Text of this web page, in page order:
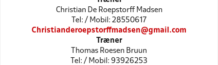
Christian De Roepstorff Madsen
Tel: / Mobil: 28550617
Christianderoepstorffmadsen@gmail.com
Træner
Thomas Roesen Bruun
Tel: / Mobil: 93926253